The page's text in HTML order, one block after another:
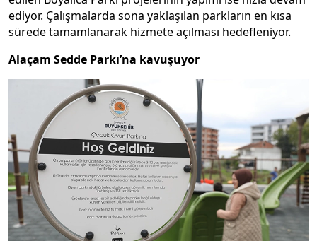
ediyor. Çalışmalarda sona yaklaşılan parkların en kısa
sürede tamamlanarak hizmete açılması hedefleniyor.
Alaçam Sedde Parkı’na kavuşuyor